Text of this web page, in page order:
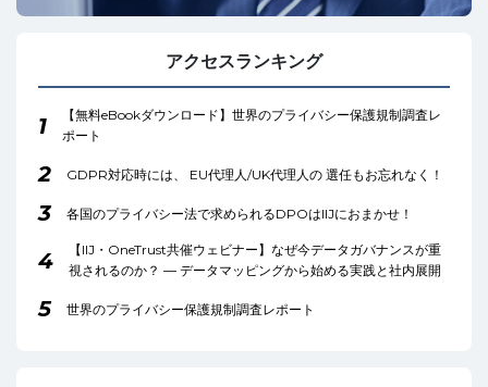
アクセスランキング
1
【無料eBookダウンロード】世界のプライバシー保護規制調査レ
ポート
2 GDPR対応時には、 EU代理人/UK代理人の 選任もお忘れなく！
3 各国のプライバシー法で求められるDPOはIIJにおまかせ！
4
【IIJ・OneTrust共催ウェビナー】なぜ今データガバナンスが重
視されるのか？ ― データマッピングから始める実践と社内展開
5 世界のプライバシー保護規制調査レポート